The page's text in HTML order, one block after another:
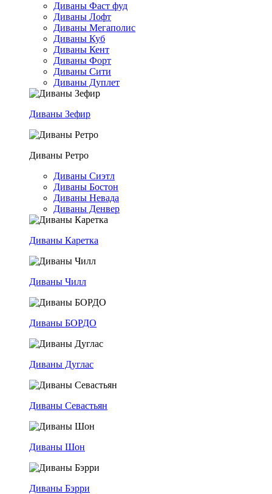
Диваны Фаст фуд
Диваны Лофт
Диваны Мегаполис
Диваны Куб
Диваны Кент
Диваны Форт
Диваны Сити
Диваны Дуплет
Диваны Зефир
Диваны Ретро
Диваны Сиэтл
Диваны Бостон
Диваны Невада
Диваны Денвер
Диваны Каретка
Диваны Чилл
Диваны БОРДО
Диваны Дуглас
Диваны Севастьян
Диваны Шон
Диваны Бэрри